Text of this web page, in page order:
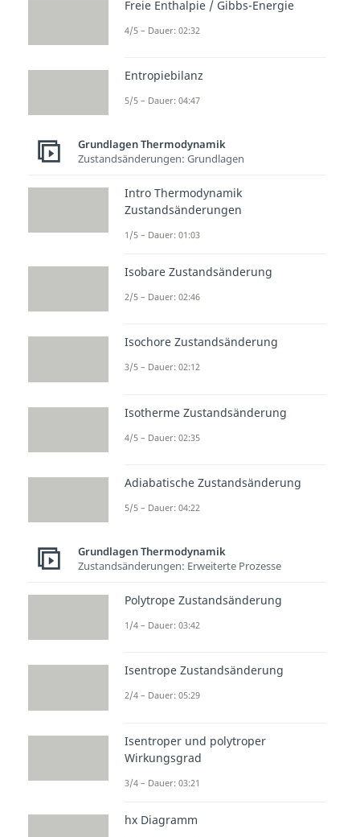
Freie Enthalpie / Gibbs-Energie
4/5 – Dauer: 02:32
Entropiebilanz
5/5 – Dauer: 04:47
Grundlagen Thermodynamik
Zustandsänderungen: Grundlagen
Intro Thermodynamik
Zustandsänderungen
1/5 – Dauer: 01:03
Isobare Zustandsänderung
2/5 – Dauer: 02:46
Isochore Zustandsänderung
3/5 – Dauer: 02:12
Isotherme Zustandsänderung
4/5 – Dauer: 02:35
Adiabatische Zustandsänderung
5/5 – Dauer: 04:22
Grundlagen Thermodynamik
Zustandsänderungen: Erweiterte Prozesse
Polytrope Zustandsänderung
1/4 – Dauer: 03:42
Isentrope Zustandsänderung
2/4 – Dauer: 05:29
Isentroper und polytroper
Wirkungsgrad
3/4 – Dauer: 03:21
hx Diagramm